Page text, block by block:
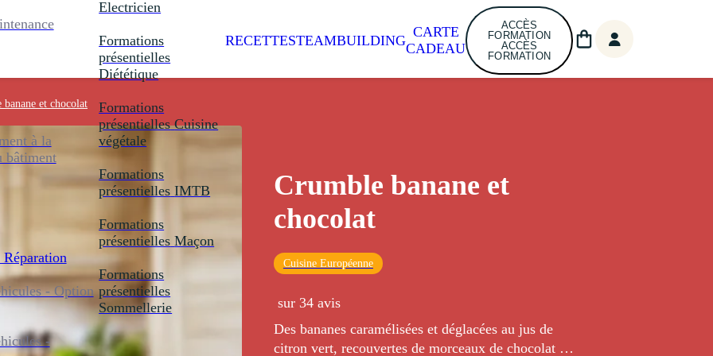
à la
bâtiment
- Option
-
Electricien
Formations
présentielles
Diététique
Formations
présentielles Cuisine
végétale
Formations
présentielles IMTB
Formations
présentielles Maçon
Formations
présentielles
Sommellerie
RECETTESTEAMBUILDING
CARTE
CADEAU
ACCÈS
FORMATION
ACCÈS
FORMATION
banane et chocolat
Crumble banane et
chocolat
Cuisine Européenne
sur 34 avis
Des bananes caramélisées et déglacées au jus de
citron vert, recouvertes de morceaux de chocolat et